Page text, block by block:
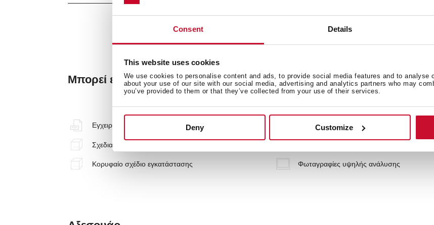
Consent Details
This website uses cookies
We use cookies to personalise content and ads, to provide social media features and to analyse
about your use of our site with our social media, advertising and analytics partners who may
you’ve provided to them or that they’ve collected from your use of their services.
Deny Customize
Μπορεί επίσης να σας ενδιαφέρουν
Εγχειρίδια Κάρτα προϊόντος
Σχεδιαγράμματα Διαστάσεων
Κορυφαίο σχέδιο εγκατάστασης Φωταγραφίες υψηλής ανάλυσης